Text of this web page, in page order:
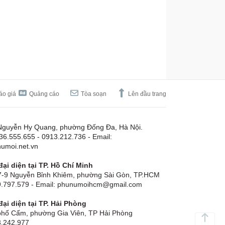
giá Quảng cáo Tòa soạn Lên đầu trang
Hy Quang, phường Đống Đa, Hà Nội.
- 0913.212.736 - Email:
diện tại TP. Hồ Chí Minh
9 Nguyễn Bỉnh Khiêm, phường Sài Gòn, TP.HCM
- Email: phunumoihcm@gmail.com
diện tại TP. Hải Phòng
Cấm, phường Gia Viên, TP Hải Phòng